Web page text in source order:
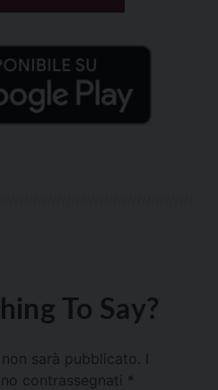
To Say?
sarà pubblicato.
contrassegnati *